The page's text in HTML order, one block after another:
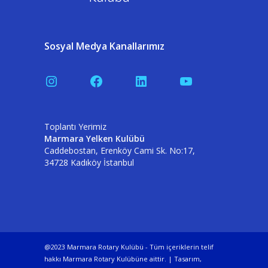
Sosyal Medya Kanallarımız
InstagramFacebookLinkedInYouTube
Toplantı Yerimiz
Marmara Yelken Kulübü
Caddebostan, Erenköy Cami Sk. No:17,
34728 Kadıköy İstanbul
@2023 Marmara Rotary Kulübü - Tüm içeriklerin telif
hakkı Marmara Rotary Kulübüne aittir. | Tasarım,